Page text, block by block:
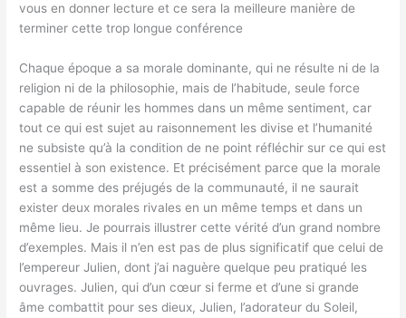
vous en donner lecture et ce sera la meilleure manière de
terminer cette trop longue conférence
Chaque époque a sa morale dominante, qui ne résulte ni de la
religion ni de la philosophie, mais de l’habitude, seule force
capable de réunir les hommes dans un même sentiment, car
tout ce qui est sujet au raisonnement les divise et l’humanité
ne subsiste qu’à la condition de ne point réfléchir sur ce qui est
essentiel à son existence. Et précisément parce que la morale
est a somme des préjugés de la communauté, il ne saurait
exister deux morales rivales en un même temps et dans un
même lieu. Je pourrais illustrer cette vérité d’un grand nombre
d’exemples. Mais il n’en est pas de plus significatif que celui de
l’empereur Julien, dont j’ai naguère quelque peu pratiqué les
ouvrages. Julien, qui d’un cœur si ferme et d’une si grande
âme combattit pour ses dieux, Julien, l’adorateur du Soleil,